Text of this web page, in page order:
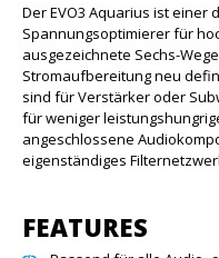
Der EVO3 Aquarius ist einer
Spannungsoptimierer für
ausgezeichnete Sechs-
Stromaufbereitung neu
sind für Verstärker oder
für weniger
angeschlossene
eigenständiges
FEATURES